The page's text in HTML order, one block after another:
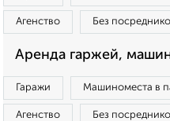
Агенство Без
Аренда гаржей,
Гаражи Машиноместа в
Агенство Без